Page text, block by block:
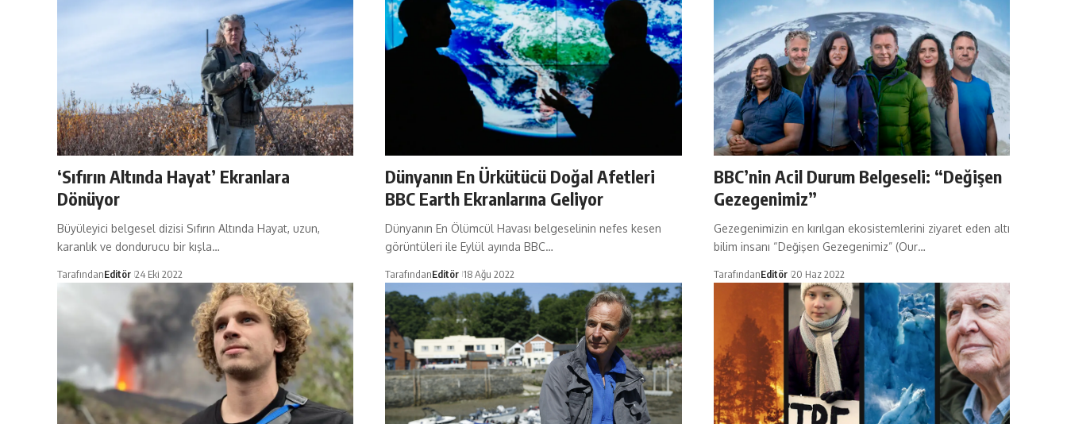
‘Sıfırın Altında Hayat’ Ekranlara
Dönüyor
Büyüleyici belgesel dizisi Sıfırın Altında Hayat, uzun,
karanlık ve dondurucu bir kışla…
TarafındanEditör 24 Eki 2022
Dünyanın En Ürkütücü Doğal Afetleri
BBC Earth Ekranlarına Geliyor
Dünyanın En Ölümcül Havası belgeselinin nefes kesen
görüntüleri ile Eylül ayında BBC…
TarafındanEditör 18 Ağu 2022
BBC’nin Acil Durum Belgeseli: “Değişen
Gezegenimiz”
Gezegenimizin en kırılgan ekosistemlerini ziyaret eden altı
bilim insanı “Değişen Gezegenimiz” (Our…
TarafındanEditör 20 Haz 2022